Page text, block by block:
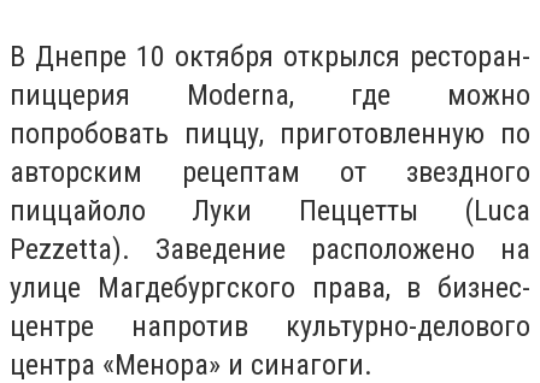
В Днепре 10 октября открылся ресторан-
пиццерия Moderna, где можно
попробовать пиццу, приготовленную по
авторским рецептам от звездного
пиццайоло Луки Пеццетты (Luca
Pezzetta). Заведение расположено на
улице Магдебургского права, в бизнес-
центре напротив культурно-делового
центра «Менора» и синагоги.